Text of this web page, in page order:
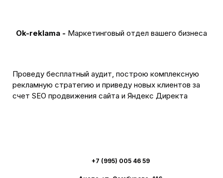
Ok-reklama - Маркетинговый отдел вашего бизнеса
Проведу бесплатный аудит, построю комплексную
рекламную стратегию и приведу новых клиентов за
счет SEO продвижения сайта и Яндекс Директа
+7 (995) 005 46 59